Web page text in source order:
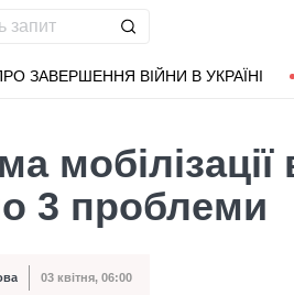
ЗАВЕРШЕННЯ ВІЙНИ В УКРАЇНІ
Маріуполь Донбас
3 проблеми
03 квітня, 06:00